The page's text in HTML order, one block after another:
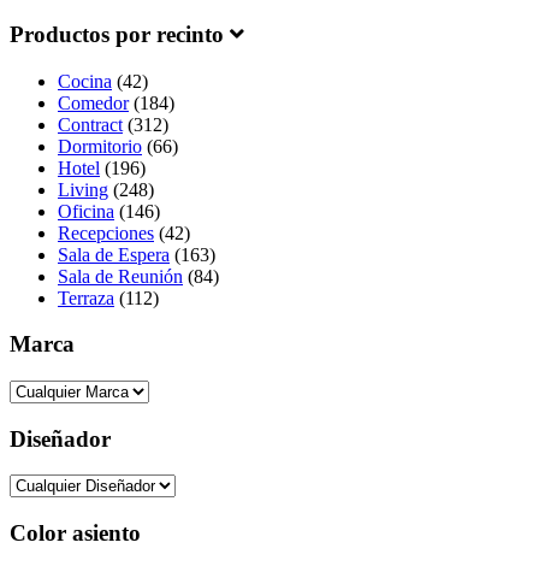
Productos por recinto
Cocina (42)
Comedor(184)
Contract (312)
Dormitorio (66)
Hotel (196)
Living (248)
Oficina (146)
Recepciones (42)
Sala de Espera (163)
Sala de Reunión (84)
Terraza (112)
Marca
Diseñador
Color asiento